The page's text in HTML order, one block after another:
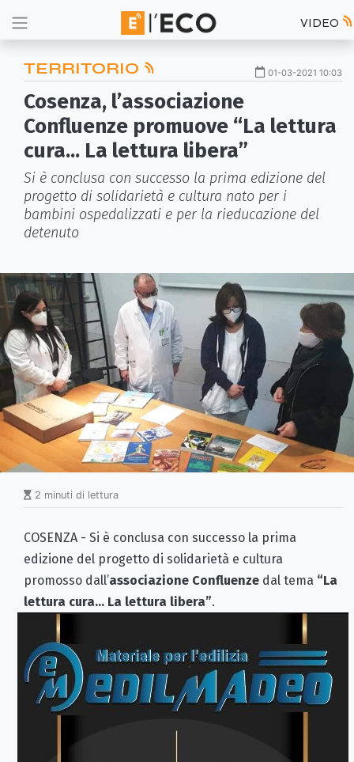
VIDEO
TERRITORIO 01-03-2021 10:03
Cosenza, l’associazione
Confluenze promuove “La lettura
cura... La lettura libera”
Si è conclusa con successo la prima edizione del
progetto di solidarietà e cultura nato per i
bambini ospedalizzati e per la rieducazione del
detenuto
2 minuti di lettura
COSENZA - Si è conclusa con successo la prima
edizione del progetto di solidarietà e cultura
promosso dall’associazione Confluenze dal tema “La
lettura cura... La lettura libera”.